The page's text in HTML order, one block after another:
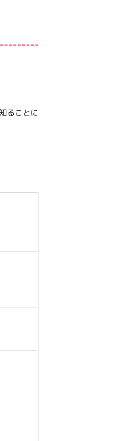
ることに